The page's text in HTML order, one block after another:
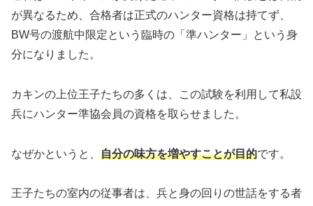
が異なるため、合格者は正式のハンター資格は持てず、
BW号の渡航中限定という臨時の「準ハンター」という身
分になりました。
カキンの上位王子たちの多くは、この試験を利用して私設
兵にハンター準協会員の資格を取らせました。
なぜかというと、 自分の味方を増やすことが目的です。
王子たちの室内の従事者は、兵と身の回りの世話をする者